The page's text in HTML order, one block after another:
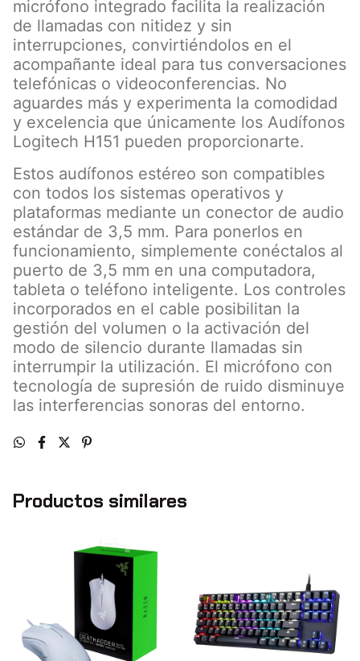
micrófono integrado facilita la realización
de llamadas con nitidez y sin
interrupciones, convirtiéndolos en el
acompañante ideal para tus conversaciones
telefónicas o videoconferencias. No
aguardes más y experimenta la comodidad
y excelencia que únicamente los Audífonos
Logitech H151 pueden proporcionarte.
Estos audífonos estéreo son compatibles
con todos los sistemas operativos y
plataformas mediante un conector de audio
estándar de 3,5 mm. Para ponerlos en
funcionamiento, simplemente conéctalos al
puerto de 3,5 mm en una computadora,
tableta o teléfono inteligente. Los controles
incorporados en el cable posibilitan la
gestión del volumen o la activación del
modo de silencio durante llamadas sin
interrumpir la utilización. El micrófono con
tecnología de supresión de ruido disminuye
las interferencias sonoras del entorno.
Productos similares